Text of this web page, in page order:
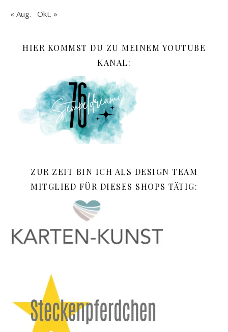
« Aug. Okt. »
HIER KOMMST DU ZU MEINEM YOUTUBE
KANAL:
ZUR ZEIT BIN ICH ALS DESIGN TEAM
MITGLIED FÜR DIESES SHOPS TÄTIG: